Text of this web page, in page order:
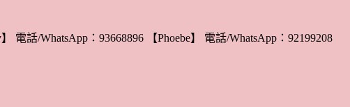
電話/WhatsApp：93668896 【Phoebe】 電話/WhatsApp：92199208